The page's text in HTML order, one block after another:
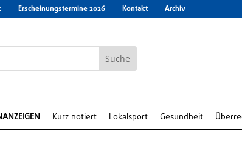
Erscheinungstermine 2026 Kontakt Archiv
Kurz notiert Lokalsport Gesundheit